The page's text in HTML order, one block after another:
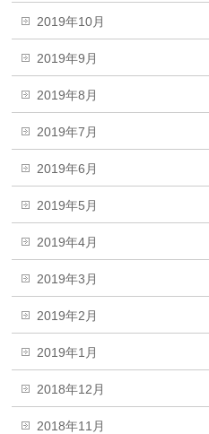
2019年10月
2019年9月
2019年8月
2019年7月
2019年6月
2019年5月
2019年4月
2019年3月
2019年2月
2019年1月
2018年12月
2018年11月